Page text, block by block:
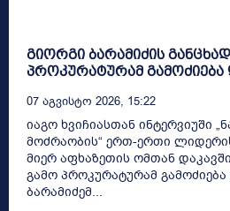
გიორგი ბარამიძის
პროკურატურამ გამოძიება
07 Აგვისტო 2026, 15:22
იაგო ხვიჩიასთან ინტერვიუში
მოძრაობის“ ერთ-ერთი
მიერ აფხაზეთის ომთან
გამო პროკურატურამ
ბარამიძემ...